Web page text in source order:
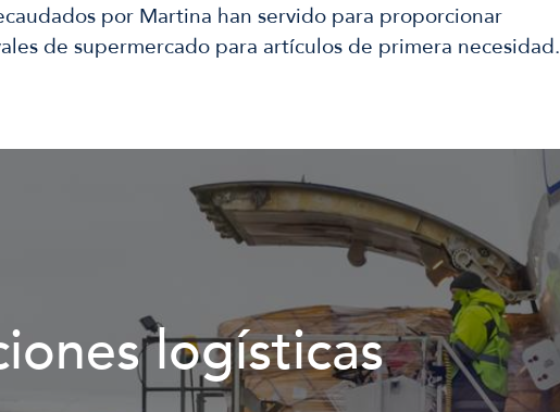
por Martina han servido para proporcionar
de supermercado para artículos de primera necesidad.
logísticas